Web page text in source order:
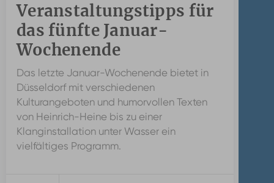
Veranstaltungstipps für
das fünfte Januar-
Wochenende
Das letzte Januar-Wochenende bietet in
Düsseldorf mit verschiedenen
Kulturangeboten und humorvollen Texten
von Heinrich-Heine bis zu einer
Klanginstallation unter Wasser ein
vielfältiges Programm.